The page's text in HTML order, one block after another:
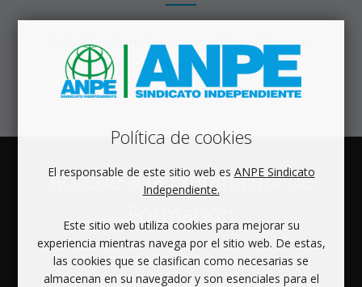
Actualmente no hay cursos disponibles que
mostrar.
Accede a la Plataforma de
Formación
Oferta educactiva online
Política de cookies
El responsable de este sitio web es ANPE Sindicato
Independiente.
Este sitio web utiliza cookies para mejorar su
experiencia mientras navega por el sitio web. De estas,
las cookies que se clasifican como necesarias se
almacenan en su navegador y son esenciales para el